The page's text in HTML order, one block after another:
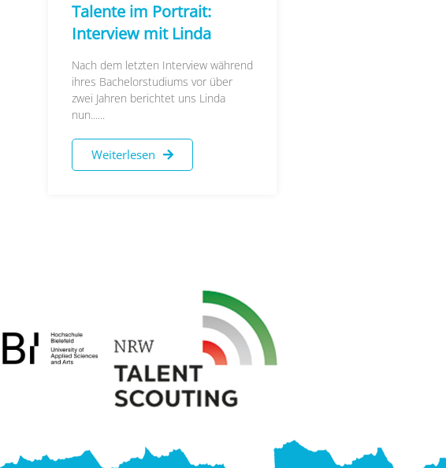
Talente im Portrait:
Interview mit Linda
Nach dem letzten Interview während
ihres Bachelorstudiums vor über
zwei Jahren berichtet uns Linda
nun......
Weiterlesen